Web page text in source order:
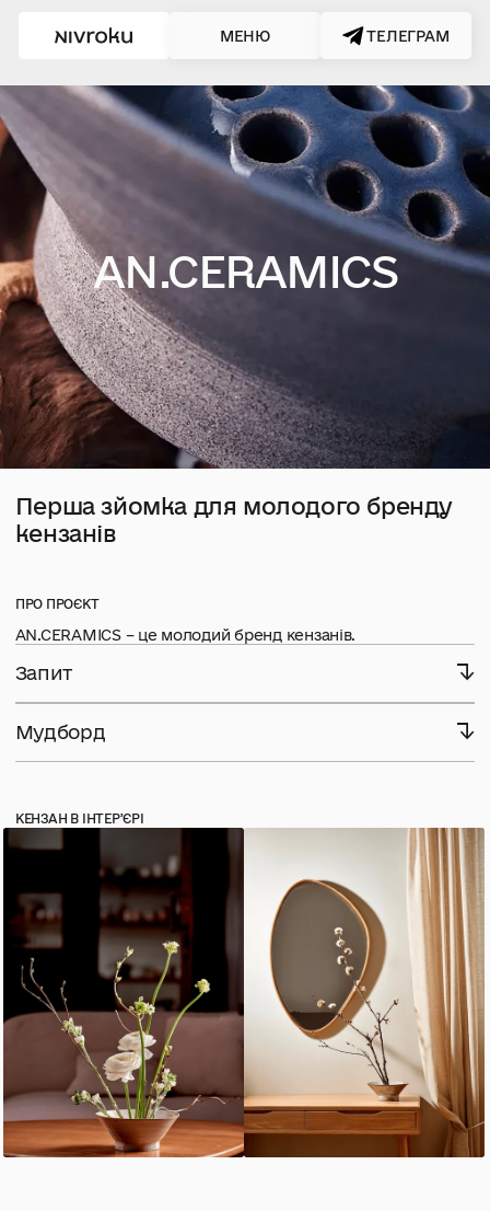
МЕНЮ ТЕЛЕГРАМ
AN.CERAMICS
Перша зйомка для молодого бренду
кензанів
ПРО ПРОЄКТ
AN.CERAMICS – це молодий бренд кензанів.
Запит
Показати преміальність виробу, вигляд в інтерʼєрі, основні
переваги, а саме унікальність і автентичність та показати
функціональне використання. Щоб надалі ці знімки могли
продавати виріб на сторінці в Instagram.
Мудборд
КЕНЗАН В ІНТЕРʼЄРІ